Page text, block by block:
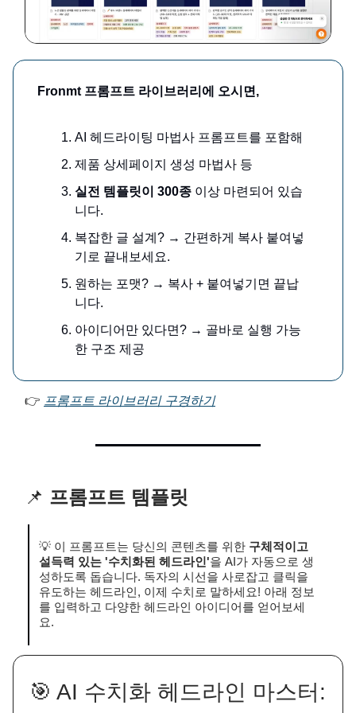
Fronmt 프롬프트 라이브러리에 오시면,
AI 헤드라이팅 마법사 프롬프트를 포함해
제품 상세페이지 생성 마법사 등
실전 템플릿이 300종 이상 마련되어 있습
니다.
복잡한 글 설계? → 간편하게 복사 붙여넣
기로 끝내보세요.
원하는 포맷? → 복사 + 붙여넣기면 끝납
니다.
아이디어만 있다면? → 골바로 실행 가능
한 구조 제공
👉 프롬프트 라이브러리 구경하기
📌 프롬프트 템플릿
💡 이 프롬프트는 당신의 콘텐츠를 위한 구체적이고
설득력 있는 '수치화된 헤드라인'을 AI가 자동으로 생
성하도록 돕습니다. 독자의 시선을 사로잡고 클릭을
유도하는 헤드라인, 이제 수치로 말하세요! 아래 정보
를 입력하고 다양한 헤드라인 아이디어를 얻어보세
요.
🎯 AI 수치화 헤드라인 마스터: